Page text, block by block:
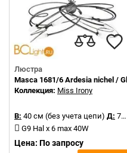
Люстра
Masca 1681/6 Ardesia nichel /
Коллекция: Miss Irony
В: 40 см (без учета цепи) Д: 75 см
G9 Hal x 6 max 40W
Цена: По запросу